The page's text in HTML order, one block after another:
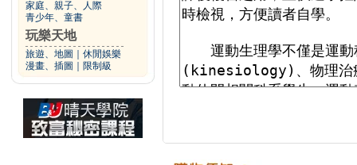
家庭、親子、人際
青少年、童書
玩樂天地
旅遊、地圖
休閒娛樂
漫畫、插圖
限制級